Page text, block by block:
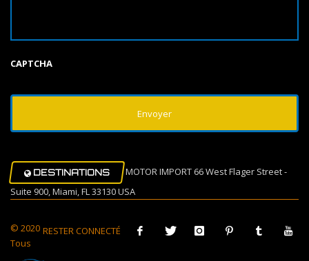
CAPTCHA
DESTINATIONS
MOTOR IMPORT 66 West Flager Street -
Suite 900, Miami, FL 33130 USA
RESTER CONNECTÉ
© 2020
Tous